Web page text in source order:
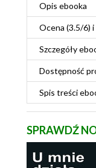
Opis ebooka
Ocena (3.5/6)
Szczegóły
Dostępność
Spis treści
SPRAWDŹ